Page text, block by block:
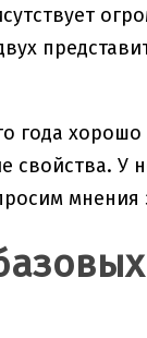
года
свойства. У
мнения